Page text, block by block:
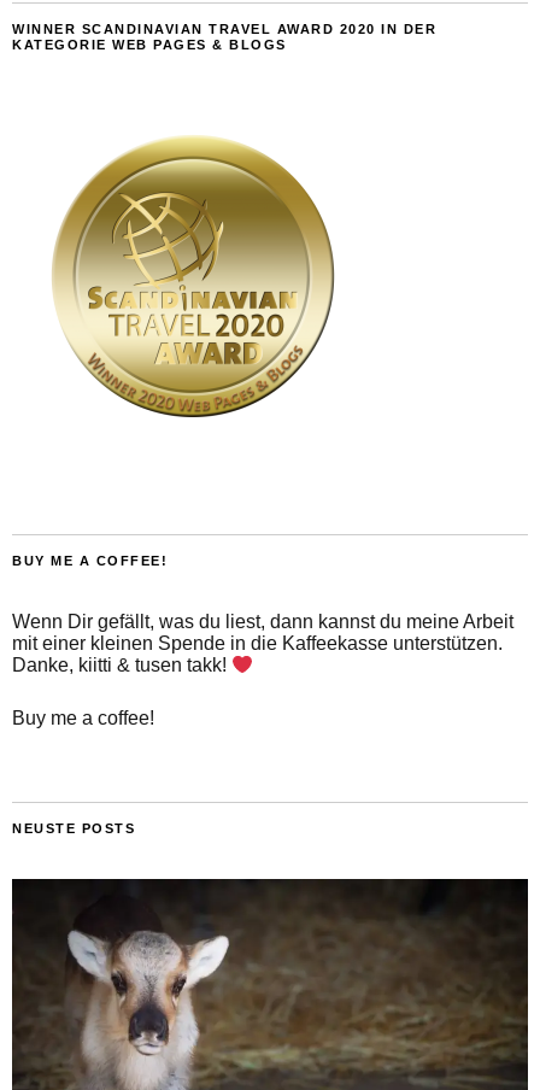
WINNER SCANDINAVIAN TRAVEL AWARD 2020 IN DER
KATEGORIE WEB PAGES & BLOGS
BUY ME A COFFEE!
Wenn Dir gefällt, was du liest, dann kannst du meine Arbeit
mit einer kleinen Spende in die Kaffeekasse unterstützen.
Danke, kiitti & tusen takk!
Buy me a coffee!
NEUSTE POSTS